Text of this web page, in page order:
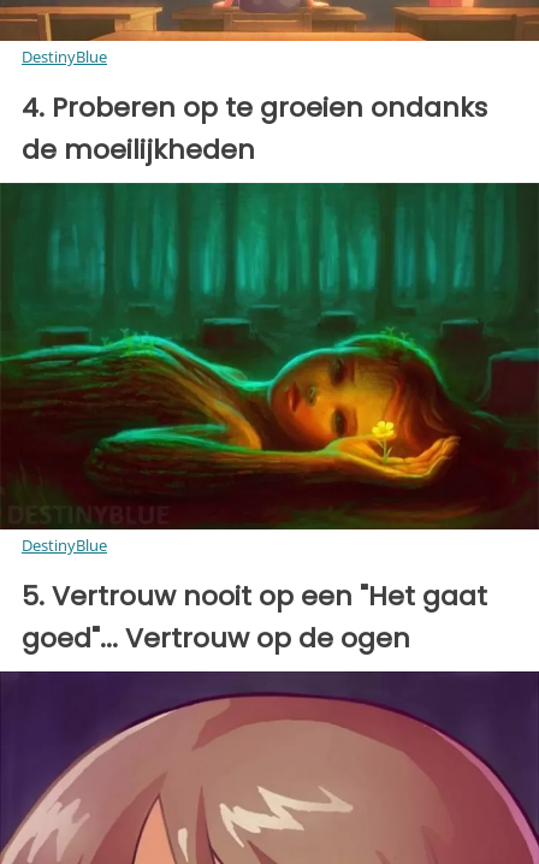
DestinyBlue
4. Proberen op te groeien ondanks
de moeilijkheden
DestinyBlue
5. Vertrouw nooit op een "Het gaat
goed"... Vertrouw op de ogen